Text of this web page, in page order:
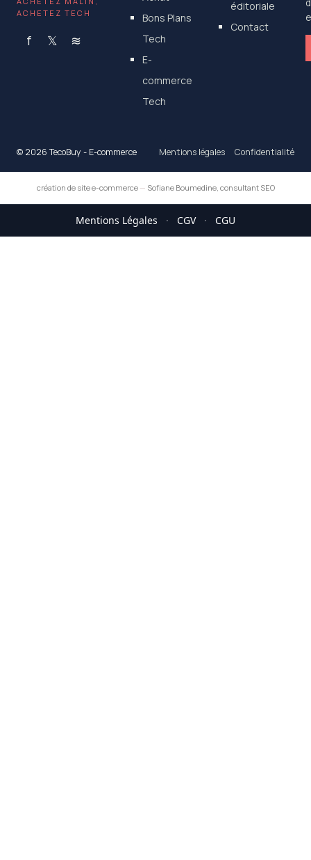
ACHETEZ TECH
f 𝕏 ≋
Bons Plans
Tech
E-
commerce
Tech
éditoriale
Contact
© 2026 TecoBuy - E-commerce Mentions légales Confidentialité
création de site e-commerce— Sofiane Boumedine, consultant SEO
Mentions Légales · CGV · CGU